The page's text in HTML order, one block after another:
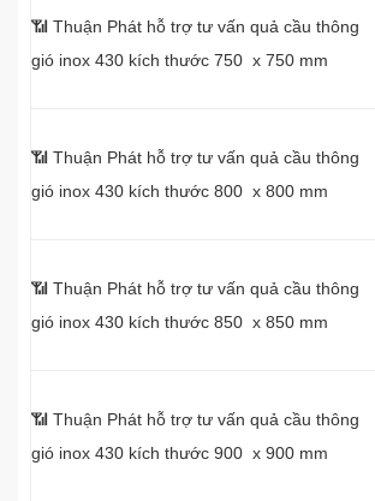
📶 Thuận Phát hỗ trợ tư vấn quả cầu thông
gió inox 430 kích thước 750 x 750 mm
📶 Thuận Phát hỗ trợ tư vấn quả cầu thông
gió inox 430 kích thước 800 x 800 mm
📶 Thuận Phát hỗ trợ tư vấn quả cầu thông
gió inox 430 kích thước 850 x 850 mm
📶 Thuận Phát hỗ trợ tư vấn quả cầu thông
gió inox 430 kích thước 900 x 900 mm